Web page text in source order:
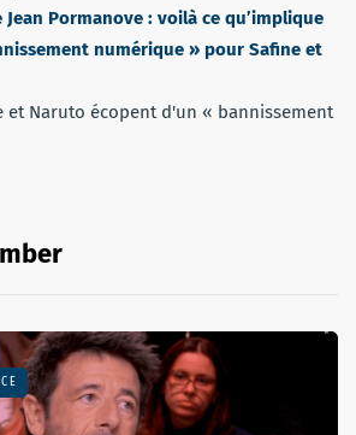
Pormanove : voilà ce qu’implique
numérique » pour Safine et
et Naruto écopent d'un « bannissement